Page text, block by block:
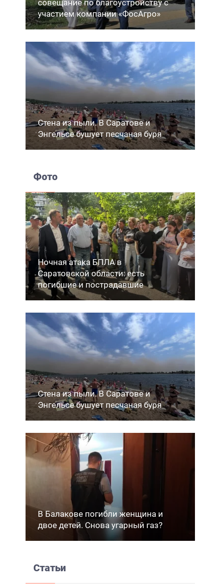
совещание по благоустройству с
участием компании «ФосАгро»
Стена из пыли. В Саратове и
Энгельсе бушует песчаная буря
Фото
Ночная атака БПЛА в
Саратовской области: есть
погибшие и пострадавшие
Стена из пыли. В Саратове и
Энгельсе бушует песчаная буря
В Балакове погибли женщина и
двое детей. Снова угарный газ?
Статьи